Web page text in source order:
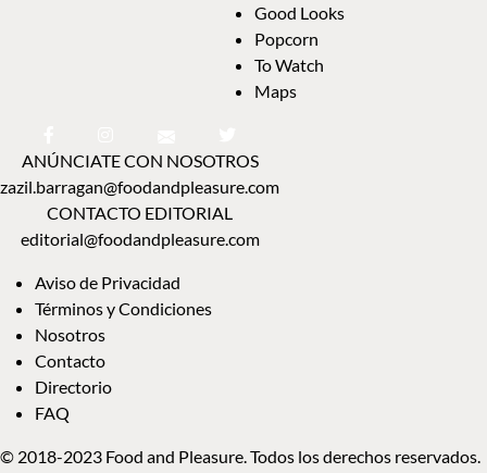
Good Looks
Popcorn
To Watch
Maps
ANÚNCIATE CON NOSOTROS
zazil.barragan@foodandpleasure.com
CONTACTO EDITORIAL
editorial@foodandpleasure.com
Aviso de Privacidad
Términos y Condiciones
Nosotros
Contacto
Directorio
FAQ
© 2018-2023 Food and Pleasure. Todos los derechos reservados.